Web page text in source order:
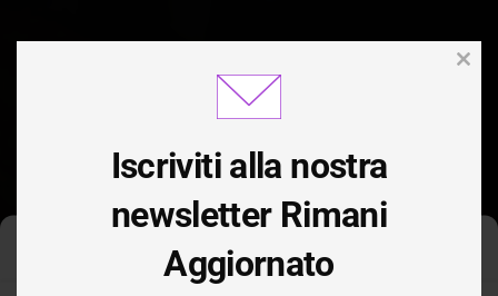
Gestisci Consenso Cookie
Iscriviti alla nostra
newsletter Rimani
Aggiornato